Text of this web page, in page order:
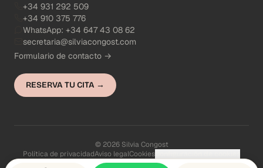
+34 931 292 509
+34 910 375 776
WhatsApp: +34 647 43 08 62
secretaria@silviacongost.com
Formulario de contacto →
RESERVA TU CITA →
© 2026 Silvia Congost
Política de privacidadAviso legalCookies